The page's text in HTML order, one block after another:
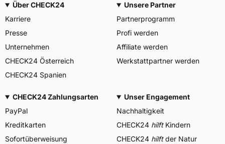
Über CHECK24
Karriere
Presse
Unternehmen
CHECK24 Österreich
CHECK24 Spanien
Unsere Partner
Partnerprogramm
Profi werden
Affiliate werden
Werkstattpartner werden
CHECK24 Zahlungsarten
PayPal
Kreditkarten
Sofortüberweisung
Unser Engagement
Nachhaltigkeit
CHECK24 hilftKindern
CHECK24 hilftder Natur